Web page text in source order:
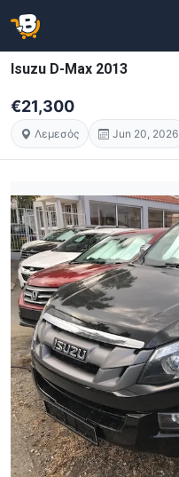
Isuzu D-Max 2013
€21,300
Λεμεσός Jun 20, 2026